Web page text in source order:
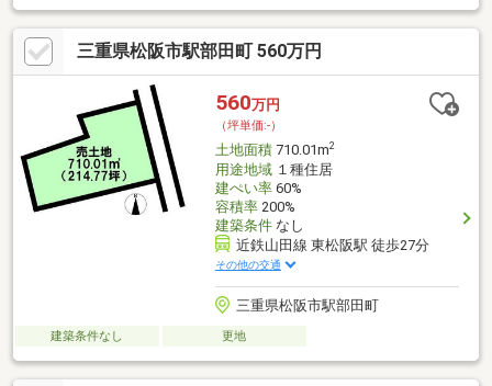
三重県松阪市駅部田町 560万円
560万円
（坪単価:-）
土地面積710.01m2
用途地域１種住居
建ぺい率60%
容積率200%
建築条件なし
近鉄山田線 東松阪駅 徒歩27分
その他の交通
三重県松阪市駅部田町
建築条件なし 更地